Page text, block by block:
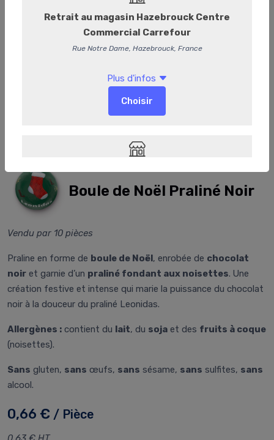
Boule de Noël Praliné Noir
Boule de Noël Praliné Noir
Vendu par 10 pièces
Praline en forme de boule de Noël , enrobée de chocolat
noir et garnie d’un praliné fondant aux noisettes. Une
création festive et intense qui marie la puissance du chocolat
noir à la douceur du praliné Leonidas.
Allergènes : contient du lait, du soja et des fruits à coque
(noisettes).
Sans gluten, sans œufs, sans sésame, sans sulfites, sans
alcool.
0,66 € / Pièce